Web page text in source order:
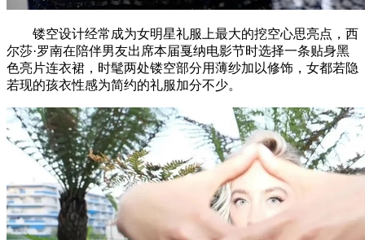
镂空设计经常成为女明星礼服上最大的挖空心思亮点，西
尔莎·罗南在陪伴男友出席本届戛纳电影节时选择一条贴身黑
色亮片连衣裙，时髦两处镂空部分用薄纱加以修饰，女都若隐
若现的孩衣性感为简约的礼服加分不少。